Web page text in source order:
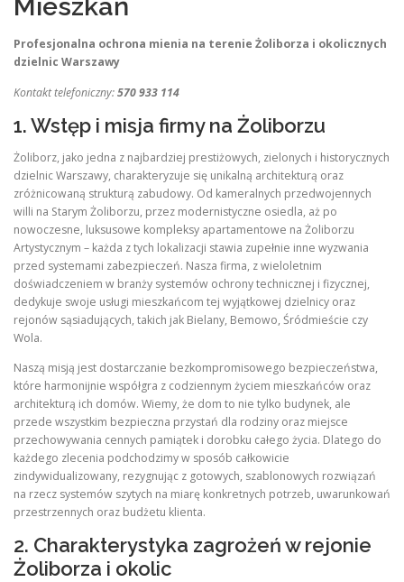
Mieszkań
Profesjonalna ochrona mienia na terenie Żoliborza i okolicznych
dzielnic Warszawy
Kontakt telefoniczny:570 933 114
1. Wstęp i misja firmy na Żoliborzu
Żoliborz, jako jedna z najbardziej prestiżowych, zielonych i historycznych
dzielnic Warszawy, charakteryzuje się unikalną architekturą oraz
zróżnicowaną strukturą zabudowy. Od kameralnych przedwojennych
willi na Starym Żoliborzu, przez modernistyczne osiedla, aż po
nowoczesne, luksusowe kompleksy apartamentowe na Żoliborzu
Artystycznym – każda z tych lokalizacji stawia zupełnie inne wyzwania
przed systemami zabezpieczeń. Nasza firma, z wieloletnim
doświadczeniem w branży systemów ochrony technicznej i fizycznej,
dedykuje swoje usługi mieszkańcom tej wyjątkowej dzielnicy oraz
rejonów sąsiadujących, takich jak Bielany, Bemowo, Śródmieście czy
Wola.
Naszą misją jest dostarczanie bezkompromisowego bezpieczeństwa,
które harmonijnie współgra z codziennym życiem mieszkańców oraz
architekturą ich domów. Wiemy, że dom to nie tylko budynek, ale
przede wszystkim bezpieczna przystań dla rodziny oraz miejsce
przechowywania cennych pamiątek i dorobku całego życia. Dlatego do
każdego zlecenia podchodzimy w sposób całkowicie
zindywidualizowany, rezygnując z gotowych, szablonowych rozwiązań
na rzecz systemów szytych na miarę konkretnych potrzeb, uwarunkowań
przestrzennych oraz budżetu klienta.
2. Charakterystyka zagrożeń w rejonie
Żoliborza i okolic